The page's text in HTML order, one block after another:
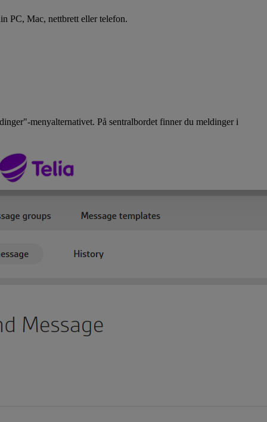
PC, Mac, nettbrett eller telefon.
menyalternativet. På sentralbordet finner du meldinger i